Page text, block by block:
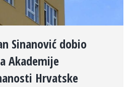
Sinanović dobio
Akademije
Hrvatske